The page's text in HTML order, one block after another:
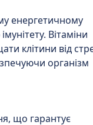
енергетичному
Вітаміни
клітини від
організм
що гарантує